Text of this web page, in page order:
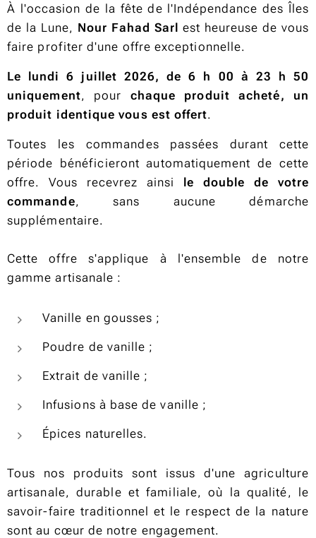
À l'occasion de la fête de l'Indépendance des Îles
de la Lune, Nour Fahad Sarl est heureuse de vous
faire profiter d'une offre exceptionnelle.
Le lundi 6 juillet 2026, de 6 h 00 à 23 h 50
uniquement, pour chaque produit acheté, un
produit identique vous est offert.
Toutes les commandes passées durant cette
période bénéficieront automatiquement de cette
offre. Vous recevrez ainsi le double de votre
commande, sans aucune démarche
supplémentaire.
Cette offre s'applique à l'ensemble de notre
gamme artisanale :
Vanille en gousses ;
Poudre de vanille ;
Extrait de vanille ;
Infusions à base de vanille ;
Épices naturelles.
Tous nos produits sont issus d'une agriculture
artisanale, durable et familiale, où la qualité, le
savoir-faire traditionnel et le respect de la nature
sont au cœur de notre engagement.